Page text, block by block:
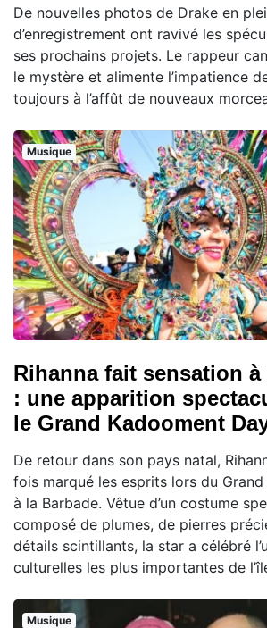
De nouvelles photos de Drake en
d’enregistrement ont ravivé les
ses prochains projets. Le rappeur
le mystère et alimente l’impatience
toujours à l’affût de nouveaux
Musique
Rihanna fait sensation à
: une apparition
le Grand Kadooment
De retour dans son pays natal,
fois marqué les esprits lors du
à la Barbade. Vêtue d’un costume
composé de plumes, de pierres
détails scintillants, la star a célébré
culturelles les plus importantes de
Musique